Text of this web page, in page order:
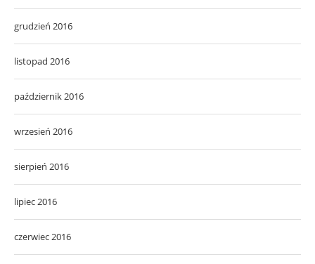
grudzień 2016
listopad 2016
październik 2016
wrzesień 2016
sierpień 2016
lipiec 2016
czerwiec 2016